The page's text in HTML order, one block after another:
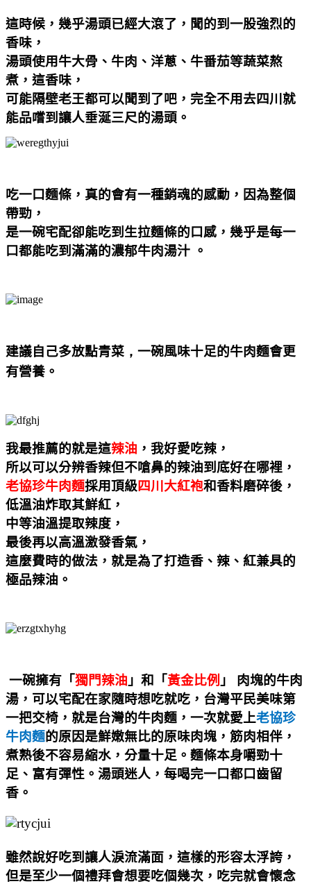
這時候，幾乎湯頭已經大滾了，聞的到一股強烈的
香味，
湯頭使用牛大骨、牛肉、洋蔥、牛番茄等蔬菜熬
煮，這香味，
可能隔壁老王都可以聞到了吧，完全不用去四川就
能品嚐到讓人垂涎三尺的湯頭。
吃一口麵條，真的會有一種銷魂的感動，因為整個
帶勁，
是一碗宅配卻能吃到生拉麵條的口感，幾乎是每一
口都能吃到滿滿的濃郁牛肉湯汁 。
建議自己多放點青菜 ， 一碗風味十足的牛肉麵會更
有營養。
我最推薦的就是這辣油 ，我好愛吃辣，
所以可以分辨香辣但不嗆鼻的辣油到底好在哪裡，
老協珍牛肉麵採用頂級四川大紅袍和香料磨碎後，
低溫油炸取其鮮紅，
中等油溫提取辣度，
最後再以高溫激發香氣，
這麼費時的做法，就是為了打造香、辣、紅兼具的
極品辣油。
一碗擁有「獨門辣油 」和「 黃金比例 」
肉塊的牛肉
湯，可以宅配在家隨時想吃就吃，台灣平民美味第
一把交椅，就是台灣的牛肉麵，一次就愛上老協珍
牛肉麵的原因是鮮嫩無比的原味肉塊，筋肉相伴，
煮熟後不容易縮水，分量十足。麵條本身嚼勁十
足、富有彈性。湯頭迷人，每喝完一口都口齒留
香。
雖然說好吃到讓人淚流滿面，這樣的形容太浮誇，
但是至少一個禮拜會想要吃個幾次，吃完就會懷念